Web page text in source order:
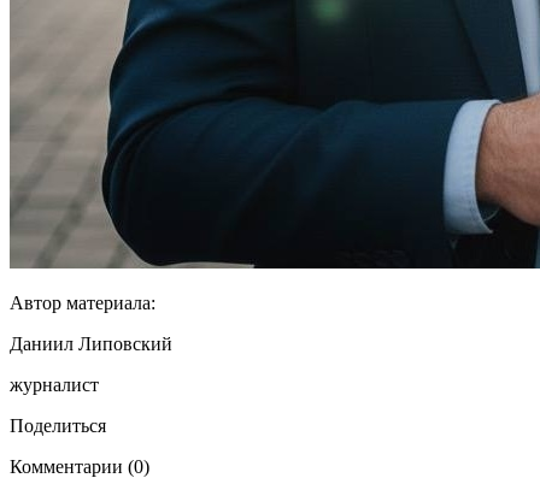
Автор материала:
Даниил Липовский
журналист
Поделиться
Комментарии (0)